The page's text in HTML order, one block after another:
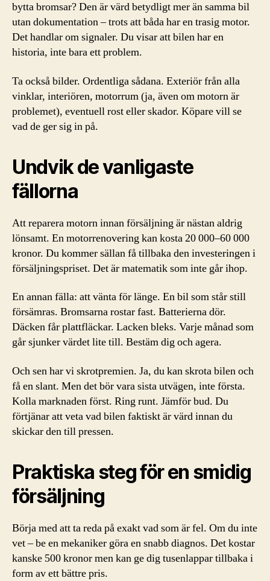
bytta bromsar? Den är värd betydligt mer än samma bil
utan dokumentation – trots att båda har en trasig motor.
Det handlar om signaler. Du visar att bilen har en
historia, inte bara ett problem.
Ta också bilder. Ordentliga sådana. Exteriör från alla
vinklar, interiören, motorrum (ja, även om motorn är
problemet), eventuell rost eller skador. Köpare vill se
vad de ger sig in på.
Undvik de vanligaste
fällorna
Att reparera motorn innan försäljning är nästan aldrig
lönsamt. En motorrenovering kan kosta 20 000–60 000
kronor. Du kommer sällan få tillbaka den investeringen i
försäljningspriset. Det är matematik som inte går ihop.
En annan fälla: att vänta för länge. En bil som står still
försämras. Bromsarna rostar fast. Batterierna dör.
Däcken får plattfläckar. Lacken bleks. Varje månad som
går sjunker värdet lite till. Bestäm dig och agera.
Och sen har vi skrotpremien. Ja, du kan skrota bilen och
få en slant. Men det bör vara sista utvägen, inte första.
Kolla marknaden först. Ring runt. Jämför bud. Du
förtjänar att veta vad bilen faktiskt är värd innan du
skickar den till pressen.
Praktiska steg för en smidig
försäljning
Börja med att ta reda på exakt vad som är fel. Om du inte
vet – be en mekaniker göra en snabb diagnos. Det kostar
kanske 500 kronor men kan ge dig tusenlappar tillbaka i
form av ett bättre pris.